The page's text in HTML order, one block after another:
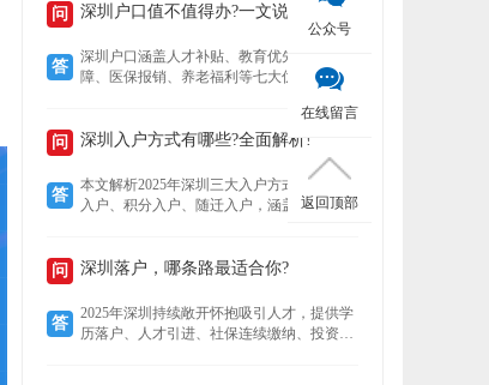
以后有什么好处？然后再来了解，父母随迁
问 深圳户口值不值得办?一文说清7大核心优势!
答
深圳户口涵盖人才补贴、教育优先、住房保
障、医保报销、养老福利等七大优势。深户
考加分，住房成本低至市场30%，医保报销
比例高达95%，退休养老金更高，且支持全
家随迁。本文详解各项福利，助你判断落户
价值。
问 深圳入户方式有哪些?全面解析!
答
本文解析2025年深圳三大入户方式——人才
入户、积分入户、随迁入户，涵盖适用人
历要求但竞争激烈，随迁入户条件宽松，助
问 深圳落户，哪条路最适合你?
答
2025年深圳持续敞开怀抱吸引人才，提供学
历落户、人才引进、社保连续缴纳、投资创
公众号
在线留言
返回顶部